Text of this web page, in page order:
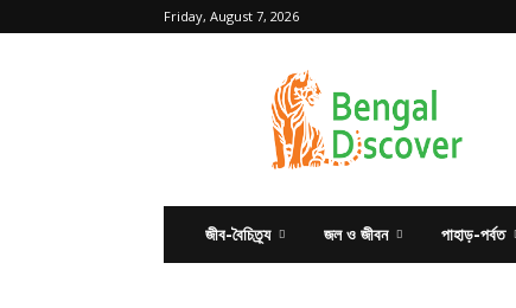
Friday, August 7, 2026
Discover
জীব-বৈচিত্র্য জল ও জীবন পাহাড়-পর্বত